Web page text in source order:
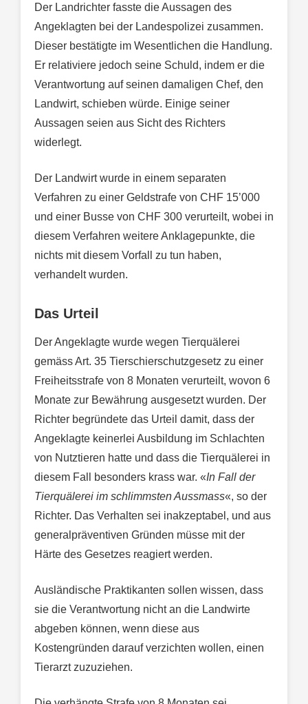
Der Landrichter fasste die Aussagen des
Angeklagten bei der Landespolizei zusammen.
Dieser bestätigte im Wesentlichen die Handlung.
Er relativiere jedoch seine Schuld, indem er die
Verantwortung auf seinen damaligen Chef, den
Landwirt, schieben würde. Einige seiner
Aussagen seien aus Sicht des Richters
widerlegt.
Der Landwirt wurde in einem separaten
Verfahren zu einer Geldstrafe von CHF 15’000
und einer Busse von CHF 300 verurteilt, wobei in
diesem Verfahren weitere Anklagepunkte, die
nichts mit diesem Vorfall zu tun haben,
verhandelt wurden.
Das Urteil
Der Angeklagte wurde wegen Tierquälerei
gemäss Art. 35 Tierschierschutzgesetz zu einer
Freiheitsstrafe von 8 Monaten verurteilt, wovon 6
Monate zur Bewährung ausgesetzt wurden. Der
Richter begründete das Urteil damit, dass der
Angeklagte keinerlei Ausbildung im Schlachten
von Nutztieren hatte und dass die Tierquälerei in
diesem Fall besonders krass war. «In Fall der
Tierquälerei im schlimmsten Aussmass«, so der
Richter. Das Verhalten sei inakzeptabel, und aus
generalpräventiven Gründen müsse mit der
Härte des Gesetzes reagiert werden.
Ausländische Praktikanten sollen wissen, dass
sie die Verantwortung nicht an die Landwirte
abgeben können, wenn diese aus
Kostengründen darauf verzichten wollen, einen
Tierarzt zuzuziehen.